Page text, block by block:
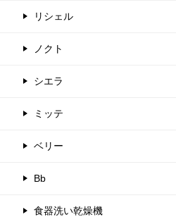
リシェル
ノクト
シエラ
ミッテ
ベリー
Bb
食器洗い乾燥機